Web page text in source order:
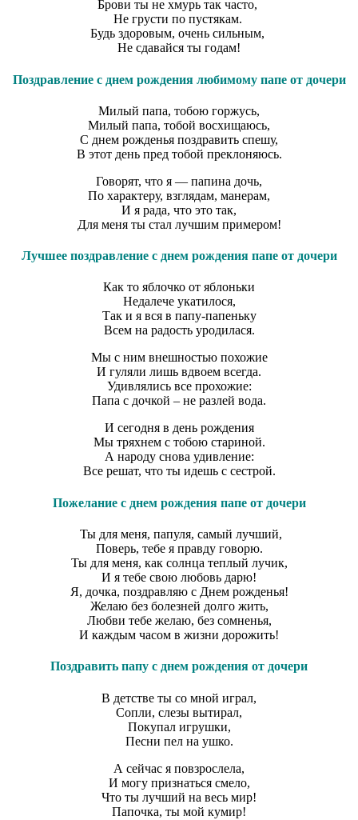
Брови ты не хмурь так часто,
Не грусти по пустякам.
Будь здоровым, очень сильным,
Не сдавайся ты годам!
Поздравление с днем рождения любимому папе от дочери
Милый папа, тобою горжусь,
Милый папа, тобой восхищаюсь,
С днем рожденья поздравить спешу,
В этот день пред тобой преклоняюсь.
Говорят, что я — папина дочь,
По характеру, взглядам, манерам,
И я рада, что это так,
Для меня ты стал лучшим примером!
Лучшее поздравление с днем рождения папе от дочери
Как то яблочко от яблоньки
Недалече укатилося,
Так и я вся в папу-папеньку
Всем на радость уродилася.
Мы с ним внешностью похожие
И гуляли лишь вдвоем всегда.
Удивлялись все прохожие:
Папа с дочкой – не разлей вода.
И сегодня в день рождения
Мы тряхнем с тобою стариной.
А народу снова удивление:
Все решат, что ты идешь с сестрой.
Пожелание с днем рождения папе от дочери
Ты для меня, папуля, самый лучший,
Поверь, тебе я правду говорю.
Ты для меня, как солнца теплый лучик,
И я тебе свою любовь дарю!
Я, дочка, поздравляю с Днем рожденья!
Желаю без болезней долго жить,
Любви тебе желаю, без сомненья,
И каждым часом в жизни дорожить!
Поздравить папу с днем рождения от дочери
В детстве ты со мной играл,
Сопли, слезы вытирал,
Покупал игрушки,
Песни пел на ушко.
А сейчас я повзрослела,
И могу признаться смело,
Что ты лучший на весь мир!
Папочка, ты мой кумир!